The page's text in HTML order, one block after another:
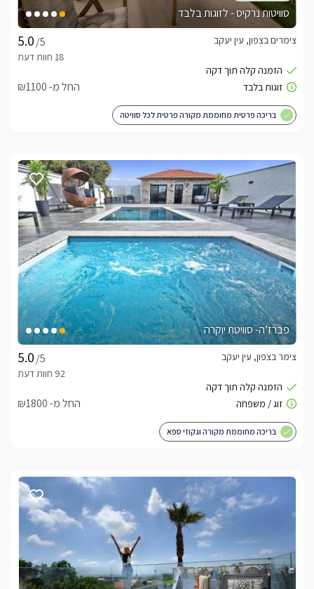
לידיעתכם, הפרטים המוצגים באתר: התפוסה המחירים והמבצעים
מעודכנים ומאומתים. תוכלו לבדוק ולבצע הזמנה באהבה רבה ♥
לפרטים נוספים או שאלות אנחנו פה לשירותכם
בברכה, דניאלה/ אביאל -
לצפייה באטרקציות ומסעדות בקרבת דלמור - לזוגות
סוויטות נרקיס - לזוגות בלבד
/5
צימרים בצפון, עין יעקב
החל מ- ₪1100
בריכה פרטית מחוממת מקורה פרטית לכל סוויטה
פברז’ה- סוויטת יוקרה
/5
צימר בצפון, עין יעקב
החל מ- ₪1800
בריכה מחוממת מקורה וגקוזי ספא